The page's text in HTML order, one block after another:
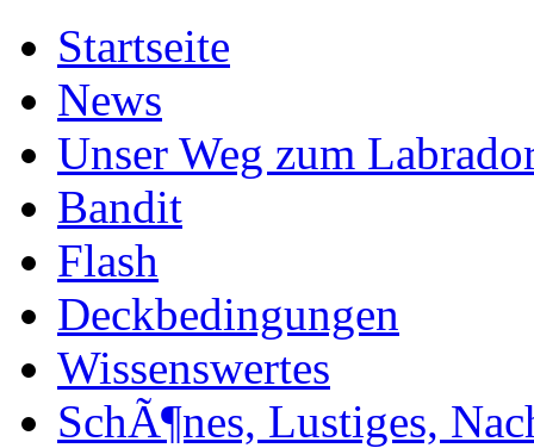
Startseite
News
Unser Weg zum
Bandit
Flash
Deckbedingungen
Wissenswertes
SchÃ¶nes, Lustiges,